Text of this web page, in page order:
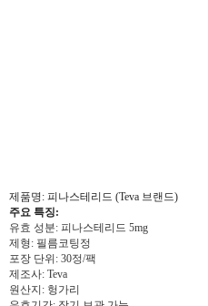
제품명: 피나스테리드 (Teva 브랜드)
주요 특징:
유효 성분: 피나스테리드 5mg
제형: 필름코팅정
포장 단위: 30정/팩
제조사: Teva
원산지: 헝가리